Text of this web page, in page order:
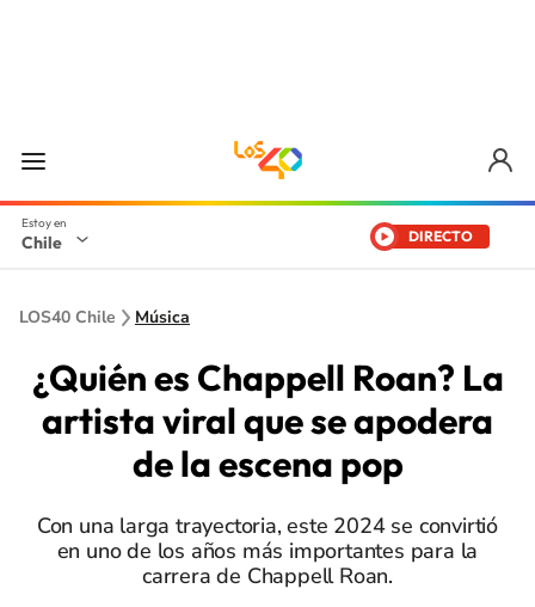
Chile DIRECTO
LOS40 Chile Música
¿Quién es Chappell Roan? La
artista viral que se apodera
de la escena pop
Con una larga trayectoria, este 2024 se convirtió
en uno de los años más importantes para la
carrera de Chappell Roan.